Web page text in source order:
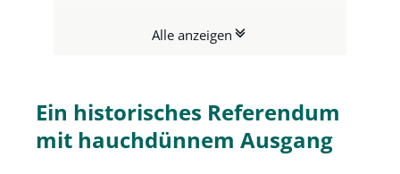
EUDI-Wallet
entscheidender Faktor
Fazit: Die Swiss eID ist Chance und
Alle anzeigen
Ein historisches Referendum
mit hauchdünnem Ausgang